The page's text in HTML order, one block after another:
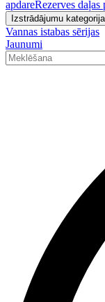
apdareRezerves daļas
Izstrādājumu
Vannas istabas sērijas
Jaunumi